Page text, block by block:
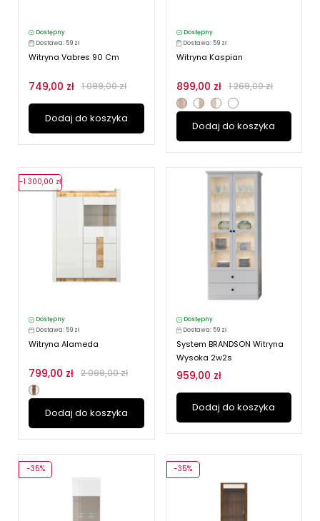
Dostępny
Dostawa: 59 zł
Witryna Vabres 90 Cm
749,00 zł 1 099,00 zł
Dodaj do koszyka
Dostępny
Dostawa: 59 zł
Witryna Kaspian
899,00 zł 1 269,00 zł
Dodaj do koszyka
Dostępny
Dostawa: 59 zł
Witryna Alameda
799,00 zł 2 099,00 zł
Dodaj do koszyka
-1 300,00 zł
Dostępny
Dostawa: 59 zł
System BRANDSON Witryna
Wysoka 2w2s
959,00 zł
Dodaj do koszyka
-35% -35%